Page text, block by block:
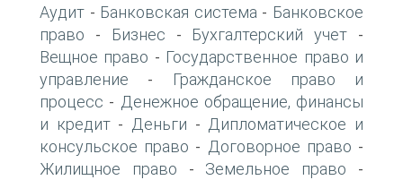
Аудит - Банковская система - Банковское
право - Бизнес - Бухгалтерский учет -
Вещное право - Государственное право и
управление -
Гражданское право и
процесс - Денежное обращение, финансы
и кредит- Деньги - Дипломатическое и
консульское право - Договорное право -
Жилищное право - Земельное право -